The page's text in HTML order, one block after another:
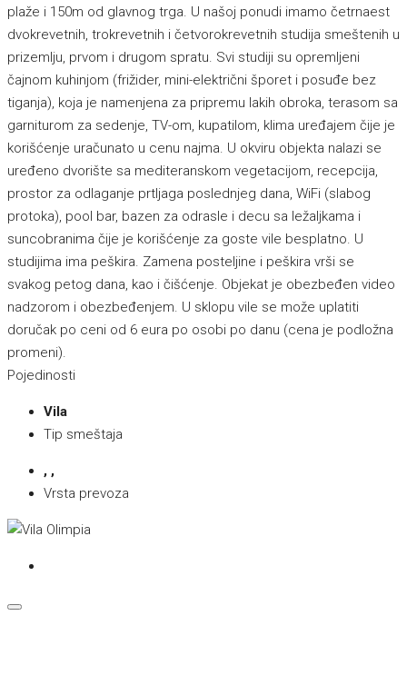
plaže i 150m od glavnog trga. U našoj ponudi imamo četrnaest
dvokrevetnih, trokrevetnih i četvorokrevetnih studija smeštenih u
prizemlju, prvom i drugom spratu. Svi studiji su opremljeni
čajnom kuhinjom (frižider, mini-električni šporet i posuđe bez
tiganja), koja je namenjena za pripremu lakih obroka, terasom sa
garniturom za sedenje, TV-om, kupatilom, klima uređajem čije je
korišćenje uračunato u cenu najma. U okviru objekta nalazi se
uređeno dvorište sa mediteranskom vegetacijom, recepcija,
prostor za odlaganje prtljaga poslednjeg dana, WiFi (slabog
protoka), pool bar, bazen za odrasle i decu sa ležaljkama i
suncobranima čije je korišćenje za goste vile besplatno. U
studijima ima peškira. Zamena posteljine i peškira vrši se
svakog petog dana, kao i čišćenje. Objekat je obezbeđen video
nadzorom i obezbeđenjem. U sklopu vile se može uplatiti
doručak po ceni od 6 eura po osobi po danu (cena je podložna
promeni).
Pojedinosti
Vila
Tip smeštaja
, ,
Vrsta prevoza